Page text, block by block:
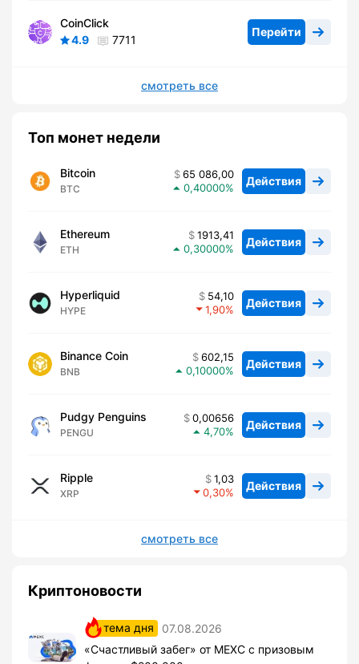
CoinClick
4.9
7711
Перейти
смотреть все
Топ монет недели
Bitcoin
BTC
65 086,00
0,40000
Действия
Ethereum
ETH
1913,41
0,30000
Действия
Hyperliquid
HYPE
54,10
1,90
Действия
Binance Coin
BNB
602,15
0,10000
Действия
Pudgy Penguins
PENGU
0,00656
4,70
Действия
Ripple
XRP
1,03
0,30
Действия
смотреть все
Криптоновости
тема дня
07.08.2026
«Счастливый забег» от MEXC с призовым